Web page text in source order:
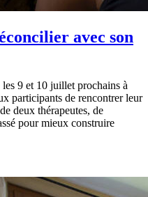
avec son
9 et 10 juillet prochains à
participants de rencontrer leur
deux thérapeutes, de
pour mieux construire